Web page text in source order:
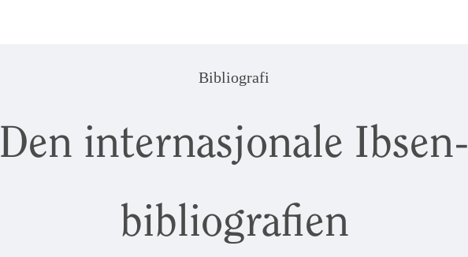
Bibliografi
Den internasjonale Ibsen-
bibliografien